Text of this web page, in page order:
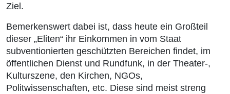
Ziel.
Bemerkenswert dabei ist, dass heute ein Großteil
dieser „Eliten“ ihr Einkommen in vom Staat
subventionierten geschützten Bereichen findet, im
öffentlichen Dienst und Rundfunk, in der Theater-,
Kulturszene, den Kirchen, NGOs,
Politwissenschaften, etc. Diese sind meist streng